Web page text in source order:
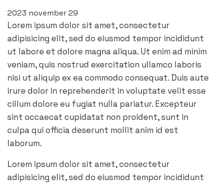
2023 november 29
Lorem ipsum dolor sit amet, consectetur
adipisicing elit, sed do eiusmod tempor incididunt
ut labore et dolore magna aliqua. Ut enim ad minim
veniam, quis nostrud exercitation ullamco laboris
nisi ut aliquip ex ea commodo consequat. Duis aute
irure dolor in reprehenderit in voluptate velit esse
cillum dolore eu fugiat nulla pariatur. Excepteur
sint occaecat cupidatat non proident, sunt in
culpa qui officia deserunt mollit anim id est
laborum.
Lorem ipsum dolor sit amet, consectetur
adipisicing elit, sed do eiusmod tempor incididunt